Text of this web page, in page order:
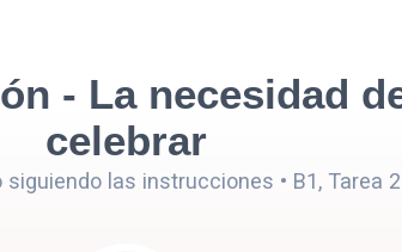
- La necesidad
celebrar
las instrucciones • B1, Tarea 2